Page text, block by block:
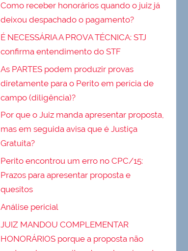
Como receber honorários quando o juiz já
deixou despachado o pagamento?
É NECESSÁRIA A PROVA TÉCNICA: STJ
confirma entendimento do STF
As PARTES podem produzir provas
diretamente para o Perito em perícia de
campo (diligência)?
Por que o Juiz manda apresentar proposta,
mas em seguida avisa que é Justiça
Gratuita?
Perito encontrou um erro no CPC/15:
Prazos para apresentar proposta e
quesitos
Análise pericial
JUIZ MANDOU COMPLEMENTAR
HONORÁRIOS porque a proposta não